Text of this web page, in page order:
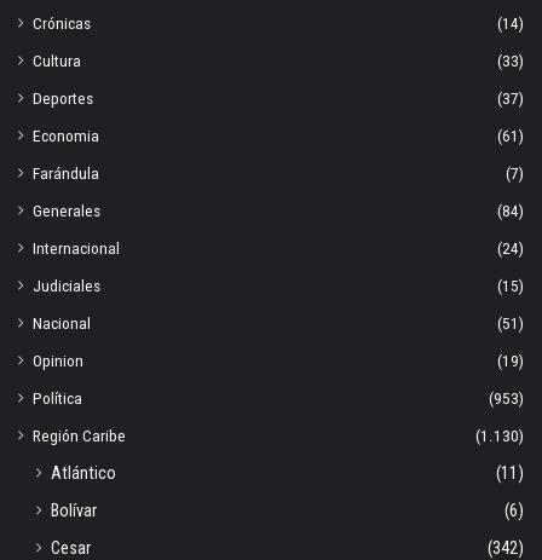
Crónicas
(14)
Cultura
(33)
Deportes
(37)
Economia
(61)
Farándula
(7)
Generales
(84)
Internacional
(24)
Judiciales
(15)
Nacional
(51)
Opinion
(19)
Política
(953)
Región Caribe
(1.130)
Atlántico
(11)
Bolívar
(6)
Cesar
(342)